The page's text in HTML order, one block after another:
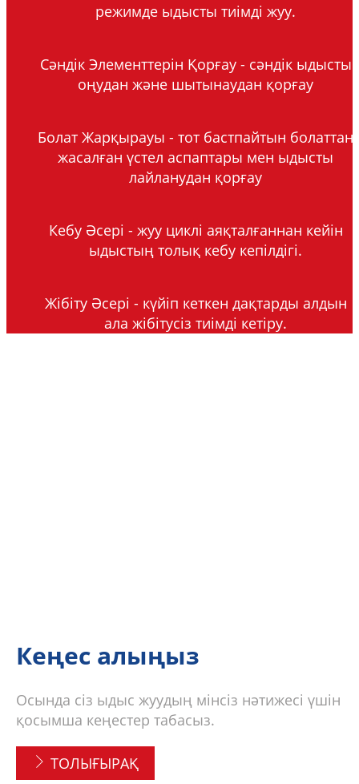
режимде ыдысты тиімді жуу.
Сәндік Элементтерін Қорғау - сәндік ыдысты
оңудан және шытынаудан қорғау
Болат Жарқырауы - тот бастпайтын болаттан
жасалған үстел аспаптары мен ыдысты
лайланудан қорғау
Кебу Әсері - жуу циклі аяқталғаннан кейін
ыдыстың толық кебу кепілдігі.
Жібіту Әсері - күйіп кеткен дақтарды алдын
ала жібітусіз тиімді кетіру.
Кеңес алыңыз
Осында сіз ыдыс жуудың мінсіз нәтижесі үшін
қосымша кеңестер табасыз.
ТОЛЫҒЫРАҚ